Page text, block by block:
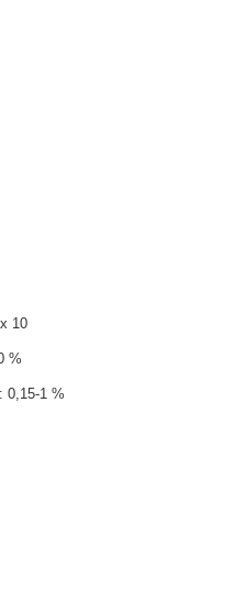
10
%
0,15-1 %